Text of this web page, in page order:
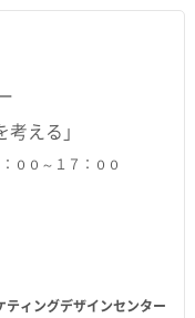
える」
００～１７：００
ィングデザインセンター